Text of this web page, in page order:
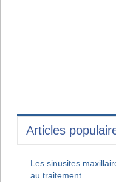
Articles
Les sinusites
au traitement